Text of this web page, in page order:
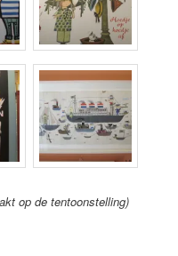
op de tentoonstelling)